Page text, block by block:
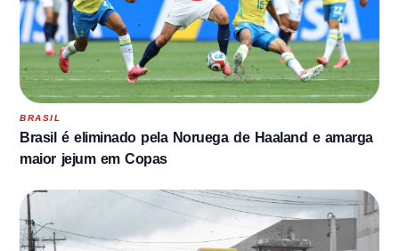
BRASIL
Brasil é eliminado pela Noruega de Haaland e amarga
maior jejum em Copas